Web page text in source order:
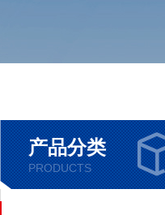
产品分类
PRODUCTS